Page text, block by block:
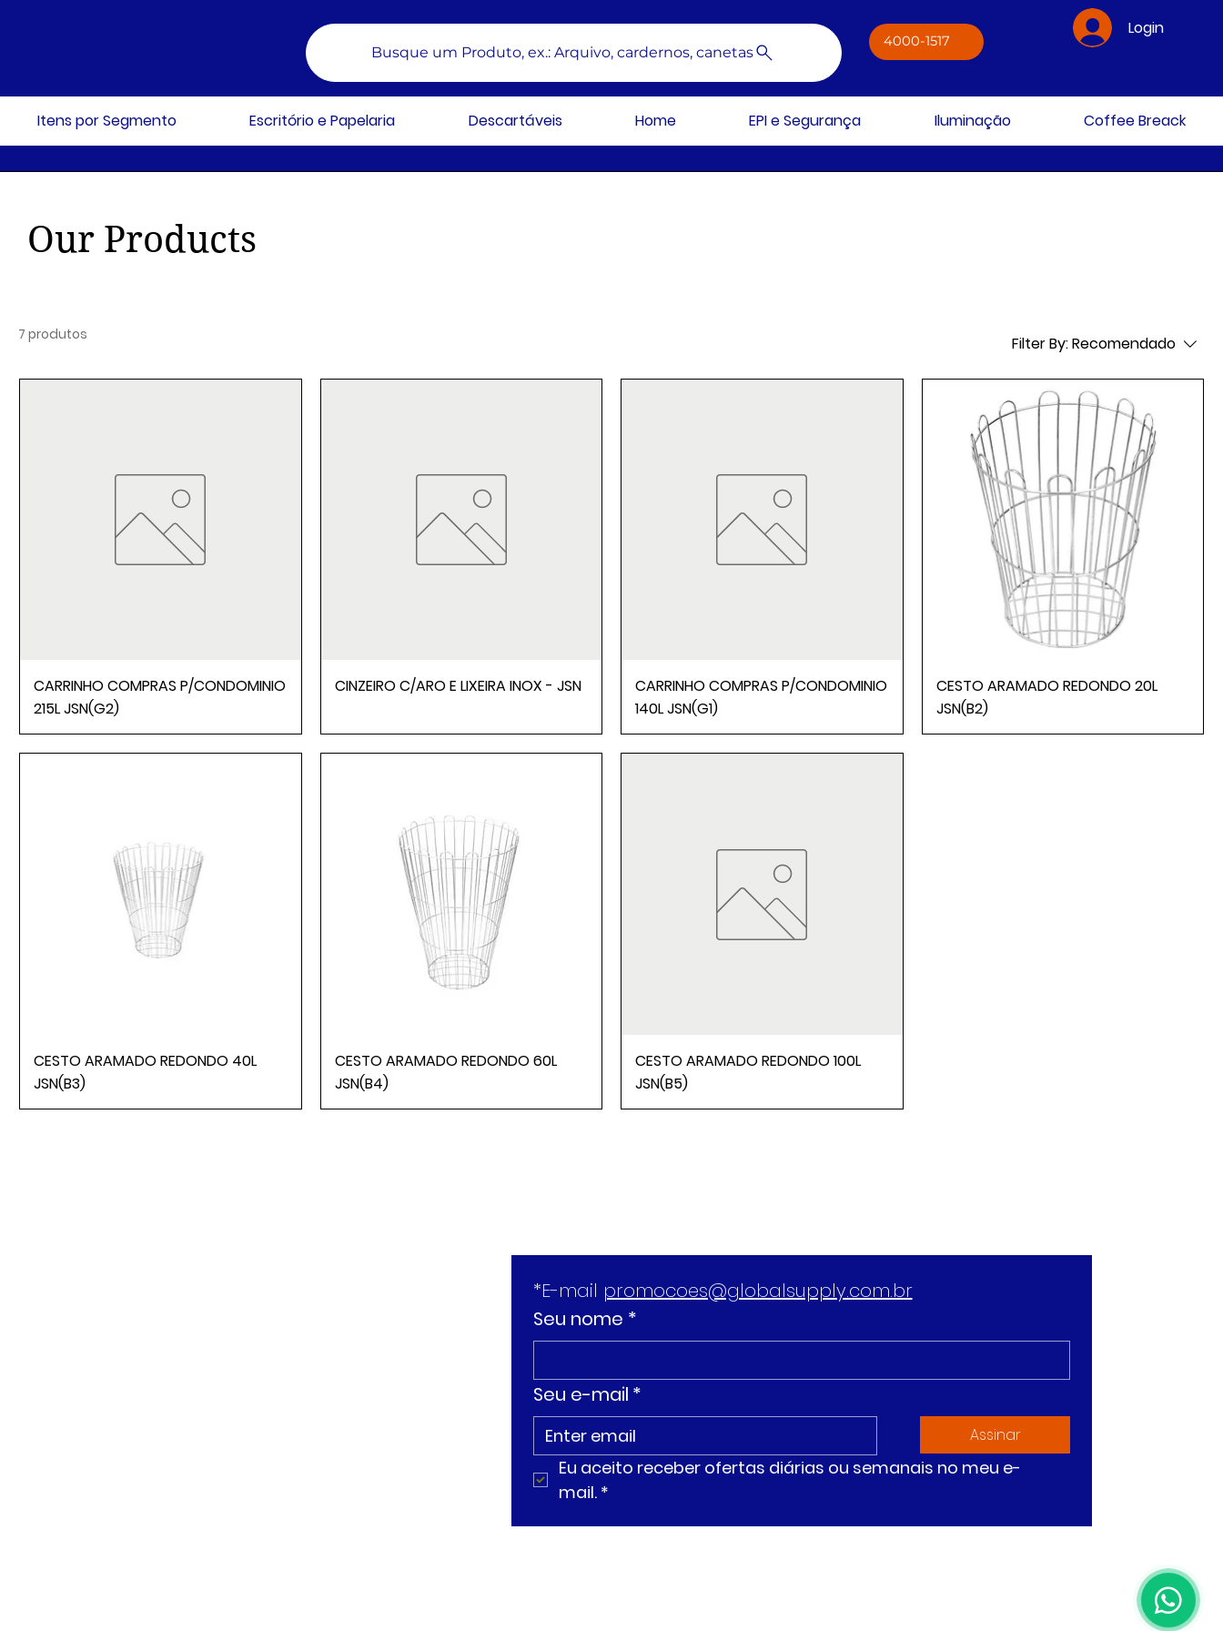
Busque um Produto, ex.: Arquivo, cardernos, canetas
4000-1517
Login
Itens por Segmento Escritório e Papelaria Descartáveis Home EPI e Segurança Iluminação Coffee Breack
Our Products
7 produtos Filter By:Recomendado
CARRINHO COMPRAS P/CONDOMINIO
215L JSN(G2)
CINZEIRO C/ARO E LIXEIRA INOX - JSN
CARRINHO COMPRAS P/CONDOMINIO
140L JSN(G1)
CESTO ARAMADO REDONDO 20L
JSN(B2)
CESTO ARAMADO REDONDO 40L
JSN(B3)
CESTO ARAMADO REDONDO 60L
JSN(B4)
CESTO ARAMADO REDONDO 100L
JSN(B5)
*E-mail promocoes@globalsupply.com.br
Seu nome *
Seu e-mail *
Assinar
Eu aceito receber ofertas diárias ou semanais no meu e-
mail. *